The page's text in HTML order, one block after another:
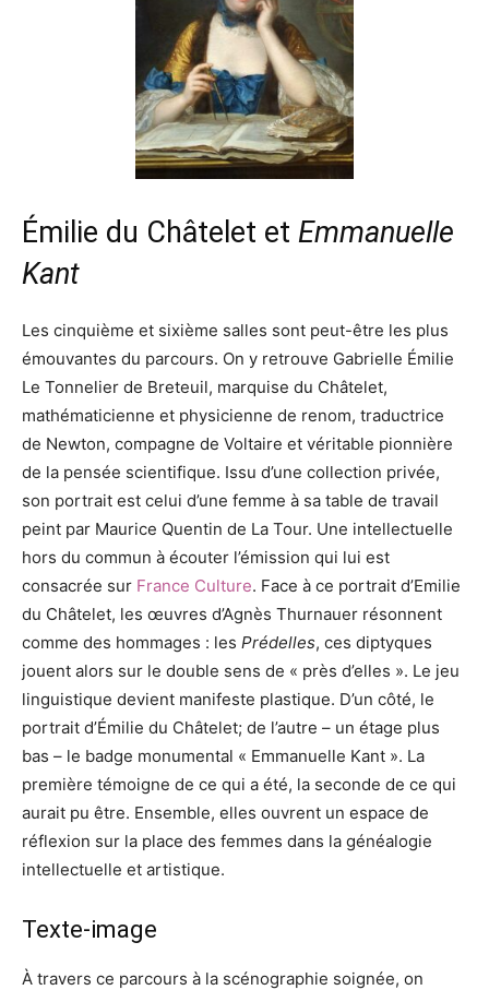
Émilie du Châtelet et Emmanuelle
Kant
Les cinquième et sixième salles sont peut-être les plus
émouvantes du parcours. On y retrouve Gabrielle Émilie
Le Tonnelier de Breteuil, marquise du Châtelet,
mathématicienne et physicienne de renom, traductrice
de Newton, compagne de Voltaire et véritable pionnière
de la pensée scientifique. Issu d’une collection privée,
son portrait est celui d’une femme à sa table de travail
peint par Maurice Quentin de La Tour. Une intellectuelle
hors du commun à écouter l’émission qui lui est
consacrée sur France Culture. Face à ce portrait d’Emilie
du Châtelet, les œuvres d’Agnès Thurnauer résonnent
comme des hommages : les Prédelles, ces diptyques
jouent alors sur le double sens de « près d’elles ». Le jeu
linguistique devient manifeste plastique. D’un côté, le
portrait d’Émilie du Châtelet; de l’autre – un étage plus
bas – le badge monumental « Emmanuelle Kant ». La
première témoigne de ce qui a été, la seconde de ce qui
aurait pu être. Ensemble, elles ouvrent un espace de
réflexion sur la place des femmes dans la généalogie
intellectuelle et artistique.
Texte-image
À travers ce parcours à la scénographie soignée, on